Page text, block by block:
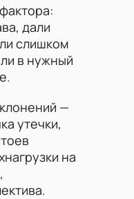
дали
слишком
в нужный
—
утечки,
на